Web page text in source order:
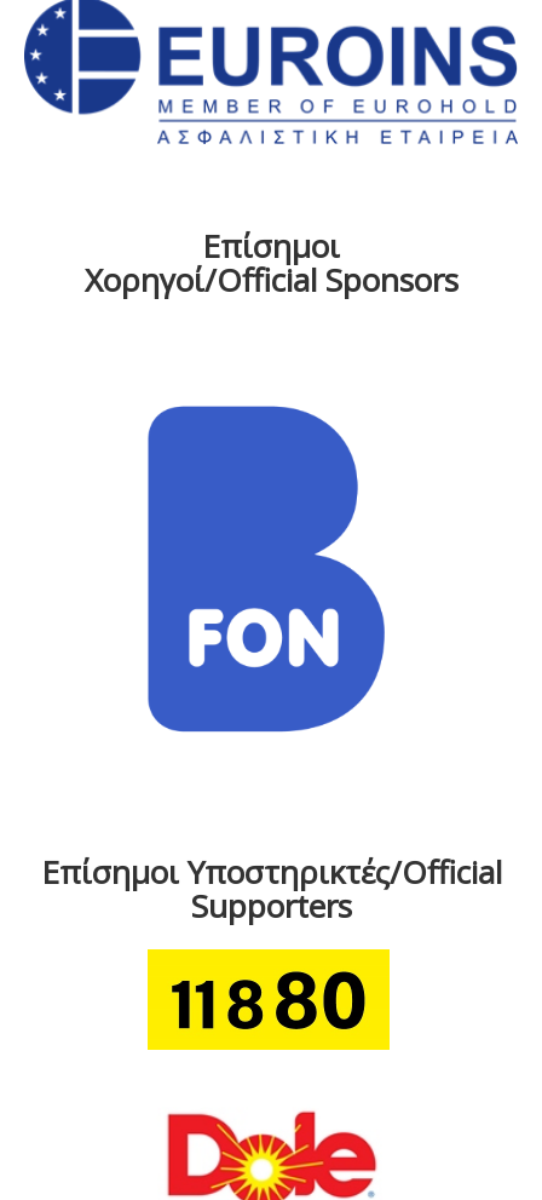
Επίσημοι
Χορηγοί/Official Sponsors
Επίσημοι Υποστηρικτές/Official
Supporters